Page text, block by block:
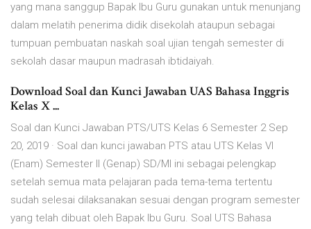
yang mana sanggup Bapak Ibu Guru gunakan untuk menunjang
dalam melatih penerima didik disekolah ataupun sebagai
tumpuan pembuatan naskah soal ujian tengah semester di
sekolah dasar maupun madrasah ibtidaiyah.
Download Soal dan Kunci Jawaban UAS Bahasa Inggris
Kelas X ...
Soal dan Kunci Jawaban PTS/UTS Kelas 6 Semester 2 Sep
20, 2019 · Soal dan kunci jawaban PTS atau UTS Kelas VI
(Enam) Semester II (Genap) SD/MI ini sebagai pelengkap
setelah semua mata pelajaran pada tema-tema tertentu
sudah selesai dilaksanakan sesuai dengan program semester
yang telah dibuat oleh Bapak Ibu Guru. Soal UTS Bahasa